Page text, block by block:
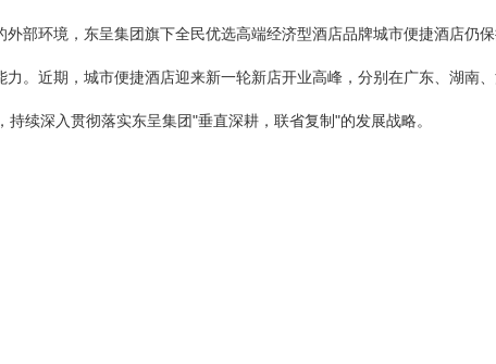
部环境，东呈集团旗下全民优选高端经济型酒店品牌城市便捷酒店仍保
力。近期，城市便捷酒店迎来新一轮新店开业高峰，分别在广东、湖南
续深入贯彻落实东呈集团"垂直深耕，联省复制"的发展战略。